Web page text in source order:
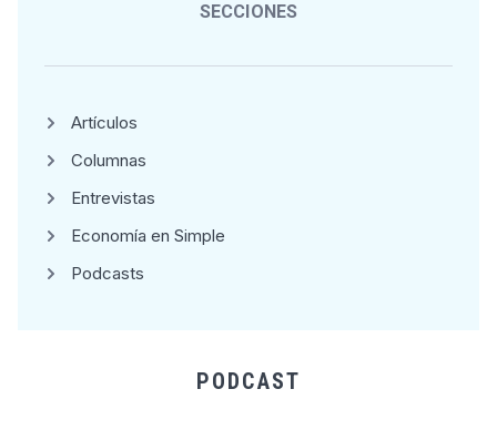
SECCIONES
Artículos
Columnas
Entrevistas
Economía en Simple
Podcasts
PODCAST